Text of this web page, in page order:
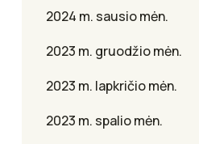
2024 m. sausio mėn.
2023 m. gruodžio mėn.
2023 m. lapkričio mėn.
2023 m. spalio mėn.